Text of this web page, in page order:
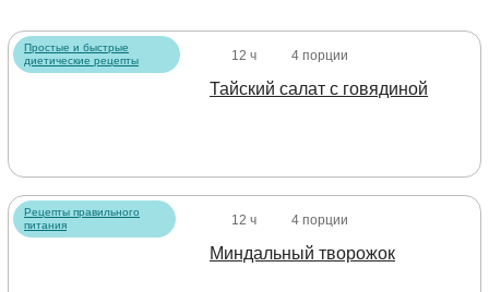
Простые и быстрые
диетические рецепты
12 ч 4 порции
Тайский салат с говядиной
Рецепты правильного
питания
12 ч 4 порции
Миндальный творожок